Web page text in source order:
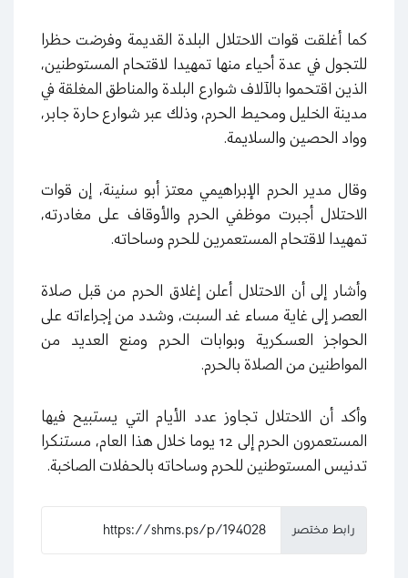
كما أغلقت قوات الاحتلال البلدة القديمة وفرضت حظرا
للتجول في عدة أحياء منها تمهيدا لاقتحام المستوطنين،
الذين اقتحموا بالآلاف شوارع البلدة والمناطق المغلقة في
مدينة الخليل ومحيط الحرم، وذلك عبر شوارع حارة جابر،
وواد الحصين والسلايمة.
وقال مدير الحرم الإبراهيمي معتز أبو سنينة، إن قوات
الاحتلال أجبرت موظفي الحرم والأوقاف على مغادرته،
تمهيدا لاقتحام المستعمرين للحرم وساحاته.
وأشار إلى أن الاحتلال أعلن إغلاق الحرم من قبل صلاة
العصر إلى غاية مساء غد السبت، وشدد من إجراءاته على
الحواجز العسكرية وبوابات الحرم ومنع العديد من
المواطنين من الصلاة بالحرم.
وأكد أن الاحتلال تجاوز عدد الأيام التي يستبيح فيها
المستعمرون الحرم إلى 12 يوما خلال هذا العام، مستنكرا
تدنيس المستوطنين للحرم وساحاته بالحفلات الصاخبة.
رابط مختصر